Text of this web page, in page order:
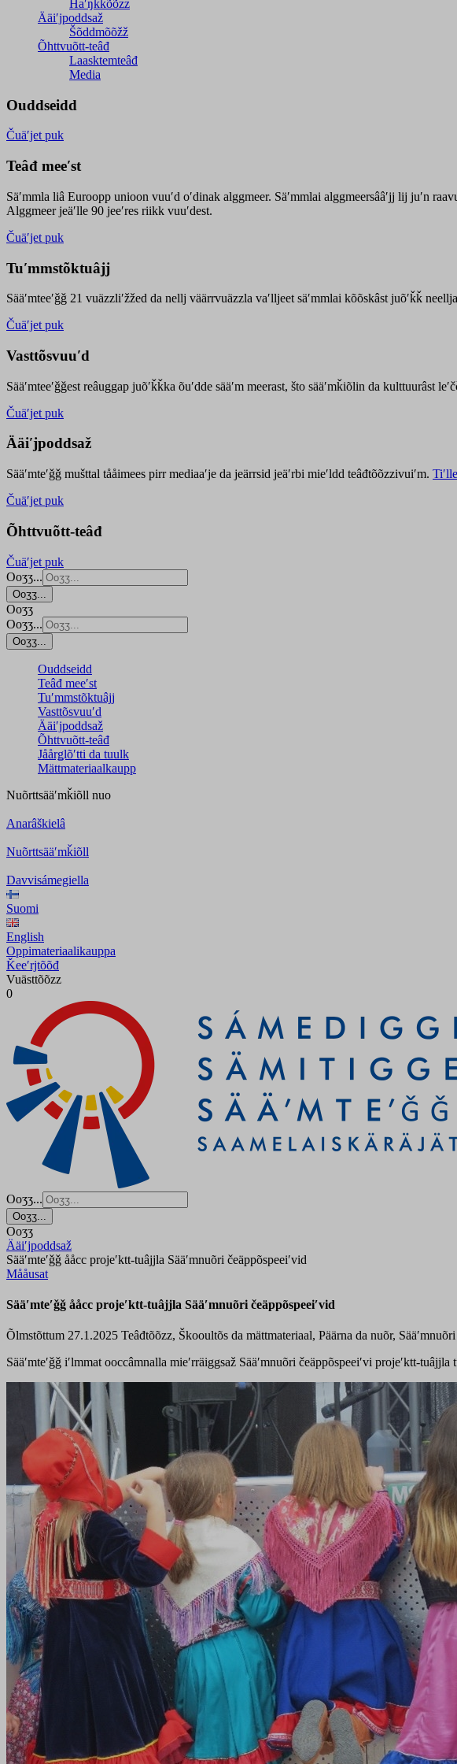
Haʹŋǩǩõõzz
Ääiʹjpoddsaž
Šõddmõõžž
Õhttvuõtt-teâđ
Laasktemteâđ
Media
Ouddseidd
Čuäʹjet puk
Teâđ meeʹst
Säʹmmla liâ Euroopp unioon vuuʹd oʹdinak alggmeer. Säʹmmlai alggmeersââʹjj lij juʹn
Alggmeer jeäʹlle 90 jeeʹres riikk vuuʹdest.
Čuäʹjet puk
Tuʹmmstõktuâjj
Sääʹmteeʹǧǧ 21 vuäzzliʹžžed da nellj väärrvuäzzla vaʹlljeet säʹmmlai kõõskâst juõʹǩǩ
Čuäʹjet puk
Vasttõsvuuʹd
Sääʹmteeʹǧǧest reâuggap juõʹǩǩka õuʹdde sääʹm meerast, što sääʹmǩiõlin da kulttuurâst
Čuäʹjet puk
Ääiʹjpoddsaž
Sääʹmteʹǧǧ mušttal tååimees pirr mediaaʹje da jeärrsid jeäʹrbi mieʹldd teâđtõõzzivuiʹm.
Čuäʹjet puk
Õhttvuõtt-teâđ
Čuäʹjet puk
Ooʒʒ...
Ooʒʒ...
Ooʒʒ
Ooʒʒ...
Ooʒʒ...
Ouddseidd
Teâđ meeʹst
Tuʹmmstõktuâjj
Vasttõsvuuʹd
Ääiʹjpoddsaž
Õhttvuõtt-teâđ
Jåårǥlõʹtti da tuulk
Mättmateriaalkaupp
Nuõrttsääʹmǩiõll nuo
Anarâškielâ
Nuõrttsääʹmǩiõll
Davvisámegiella
Suomi
English
Oppimateriaalikauppa
Ǩeeʹrjtõõđ
Vuästtõõzz
0
Ooʒʒ...
Ooʒʒ...
Ooʒʒ
Ääiʹjpoddsaž
Sääʹmteʹǧǧ ååcc projeʹktt-tuâjjla Sääʹmnuõri čeäppõspeeiʹvid
Mååusat
Sääʹmteʹǧǧ ååcc projeʹktt-tuâjjla Sääʹmnuõri čeäppõspeeiʹvid
Õlmstõttum 27.1.2025 Teâđtõõzz, Škooultõs da mättmateriaal, Päärna da nuõr, Sääʹmnuõri
Sääʹmteʹǧǧ iʹlmmat ooccâmnalla mieʹrräiggsaž Sääʹmnuõri čeäppõspeeiʹvi projeʹktt-tuâjjla